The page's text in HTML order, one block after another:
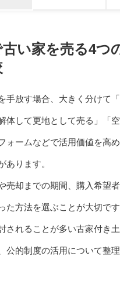
い家を売る4つ
手放す場合、大きく分けて
体して更地として売る」「
ォームなどで活用価値を高
あります。
売却までの期間、購入希望
た方法を選ぶことが大切です
されることが多い古家付き土
公的制度の活用について整理